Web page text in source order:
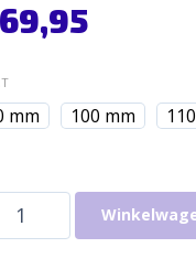
mm 100 mm